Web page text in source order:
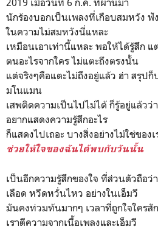
นักร้องบอกเป็นเพลงที่เกือบสมหวัง ฟั
ในความไม่สมหวังนี่แหละ
เหมือนเอาเท่านี้แหละ พอให้ได้รู้สึก
ตนอะไรจากใคร ไม่แตะถึงตรงนั้น
แต่จริงๆคือแตะไม่ถึงอยู่แล้ว ฮ่า สรุปก็
มโนแมน
เสพติดความเป็นไปไม่ได้ ก็รู้อยู่แล้วว่
อยากแสดงความรู้สึกอะไร
ก็แสดงไปเถอะ บางสิ่งอย่างไม่ใช่ของ
ช่วยให้ใจของฉันได้พบกับวันนั้น
เป็นอีกความรู้สึกของใจ ที่ส่วนตัวถือว่
เลือด หวีดหวั่นไหว อย่างในเอ็มวี
มันคงท่วมท้นมากๆ เวลาที่ถูกใจใคร
เราตีความจากเนื้อเพลงและเอ็มวี